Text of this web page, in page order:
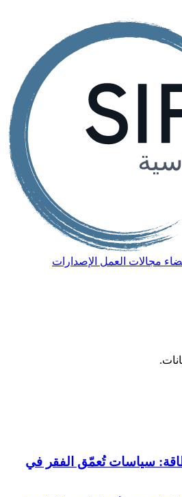
مجالات العمل الإصدارات
سياسات تُعمّق الفقر في